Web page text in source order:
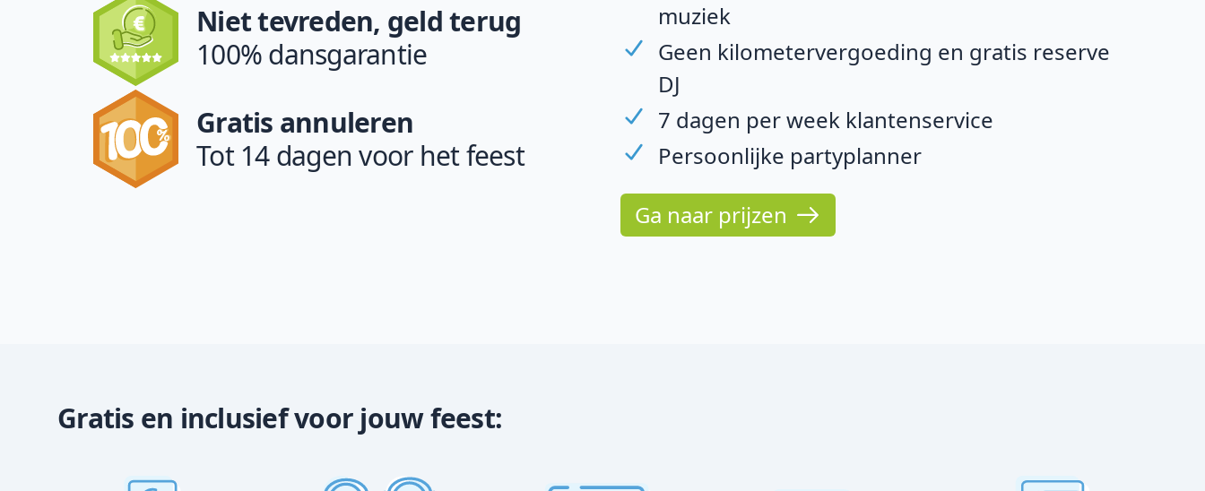
Niet tevreden, geld terug
100% dansgarantie
Gratis annuleren
Tot 14 dagen voor het feest
muziek
Geen kilometervergoeding en gratis reserve
DJ
7 dagen per week klantenservice
Persoonlijke partyplanner
Ga naar prijzen
Gratis en inclusief voor jouw feest: